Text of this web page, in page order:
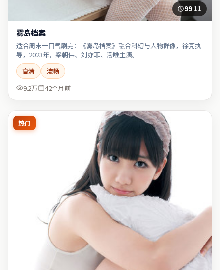
99:11
雾岛档案
适合周末一口气刷完：《雾岛档案》融合科幻与人物群像，徐克执
导，2023年，梁朝伟、刘亦菲、汤唯主演。
高清
流畅
9.2万
42个月前
热门